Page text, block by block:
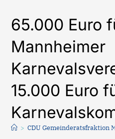
65.000 Euro
Mannheimer
15.000 Euro
> CDU Gemeinderatsfraktion